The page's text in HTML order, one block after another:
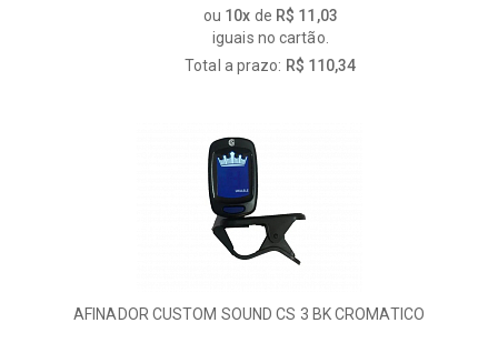
ou 10x de R$ 11,03
iguais no cartão.
Total a prazo: R$ 110,34
AFINADOR CUSTOM SOUND CS 3 BK CROMATICO